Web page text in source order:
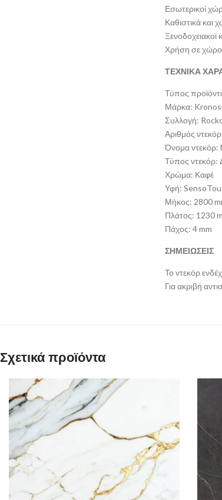
Εσωτερικοί
Καθιστικά και
Ξενοδοχειακοί
Χρήση σε
ΤΕΧΝΙΚΑ
Τύπος
Μάρκα:
Συλλογή:
Αριθμός
Όνομα ντεκόρ:
Τύπος ντεκόρ:
Χρώμα: Καφέ
Υφή:
Μήκος: 2800
Πλάτος: 1230
Πάχος: 4 mm
ΣΗΜΕΙΩΣΕΙΣ
Το ντεκόρ
Για ακριβή
Σχετικά προϊόντα